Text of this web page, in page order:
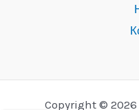
Copyright ©